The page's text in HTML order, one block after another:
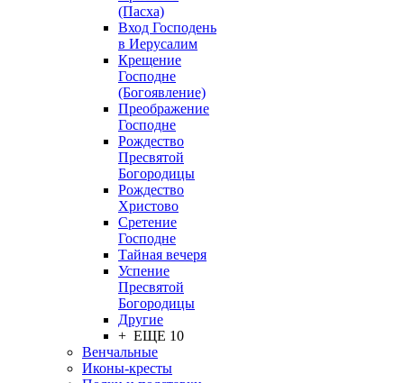
(Пасха)
Вход Господень
в Иерусалим
Крещение
Господне
(Богоявление)
Преображение
Господне
Рождество
Пресвятой
Богородицы
Рождество
Христово
Сретение
Господне
Тайная вечеря
Успение
Пресвятой
Богородицы
Другие
+ ЕЩЕ 10
Венчальные
Иконы-кресты